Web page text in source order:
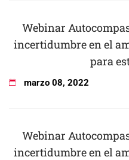
Webinar
incertidumbre en el
para
marzo 08, 2022
Webinar
incertidumbre en el